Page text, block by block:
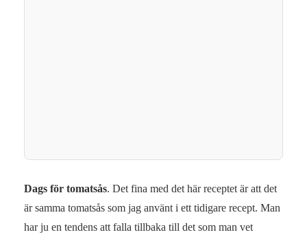
Dags för tomatsås. Det fina med det här receptet är att det
är samma tomatsås som jag använt i ett tidigare recept. Man
har ju en tendens att falla tillbaka till det som man vet